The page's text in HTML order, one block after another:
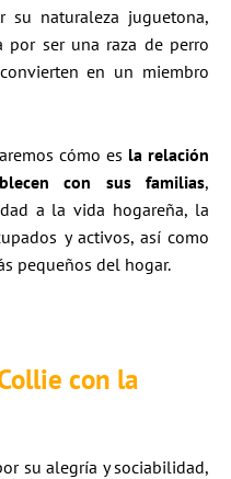
su naturaleza juguetona,
por ser una raza de perro
en un miembro
cómo es la relación
con sus familias,
a la vida hogareña, la
y activos, así como
pequeños del hogar.
con la
su alegría y sociabilidad,